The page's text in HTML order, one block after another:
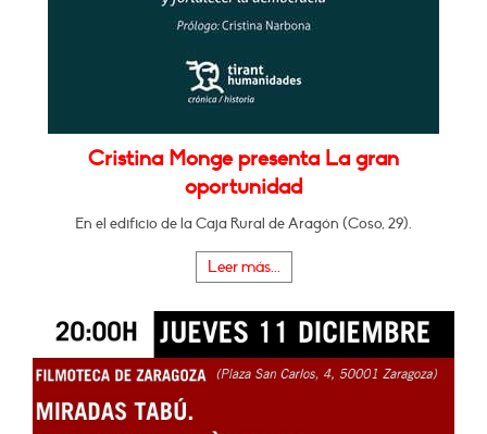
Cristina Monge presenta La gran
oportunidad
En el edificio de la Caja Rural de Aragón (Coso, 29).
Leer más...